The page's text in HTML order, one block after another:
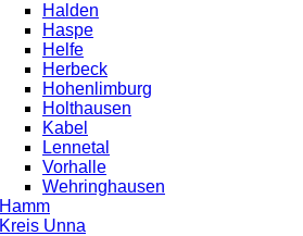
Halden
Haspe
Helfe
Herbeck
Hohenlimburg
Holthausen
Kabel
Lennetal
Vorhalle
Wehringhausen
Hamm
Kreis Unna